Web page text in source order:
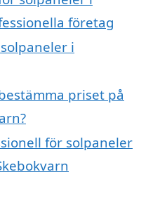
företag
i
priset på
för solpaneler